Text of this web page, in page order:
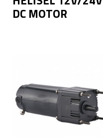
DC MOTOR